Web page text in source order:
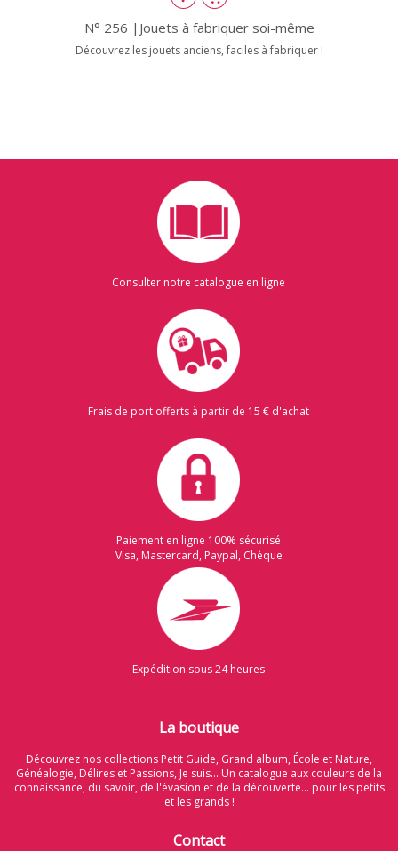
N° 256 |Jouets à fabriquer soi-même
Découvrez les jouets anciens, faciles à fabriquer !
Consulter notre catalogue en ligne
Frais de port offerts à partir de 15 € d'achat
Paiement en ligne 100% sécurisé
Visa, Mastercard, Paypal, Chèque
Expédition sous 24 heures
La boutique
Découvrez nos collections Petit Guide, Grand album, École et Nature,
Généalogie, Délires et Passions, Je suis... Un catalogue aux couleurs de la
connaissance, du savoir, de l'évasion et de la découverte... pour les petits
et les grands !
Contact